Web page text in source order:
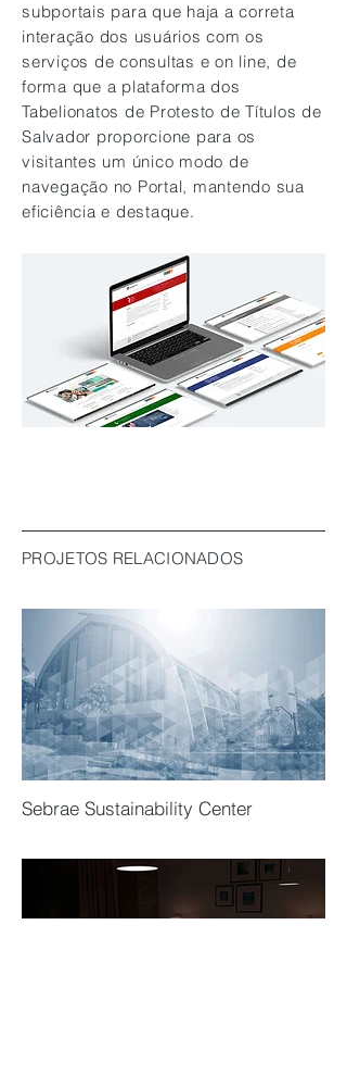
subportais para que haja a correta
interação dos usuários com os
serviços de consultas e on line, de
forma que a plataforma dos
Tabelionatos de Protesto de Títulos de
Salvador proporcione para os
visitantes um único modo de
navegação no Portal, mantendo sua
eficiência e destaque.
PROJETOS RELACIONADOS
Sebrae Sustainability Center